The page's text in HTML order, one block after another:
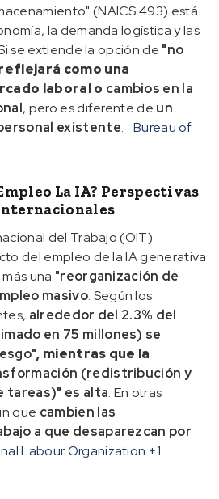
(NAICS 493) está
la demanda logística y las
se extiende la opción de "no
como una
laboralo cambios en la
, pero es diferente de un
existente.
Bureau of
La IA? Perspectivas
del Trabajo (OIT)
del empleo de la IA generativa
una "reorganización de
masivo. Según los
alrededor del 2.3% del
en 75 millones) se
, mientras que la
(redistribución y
tareas)" es alta. En otras
que cambien las
a que desaparezcan por
Labour Organization +1